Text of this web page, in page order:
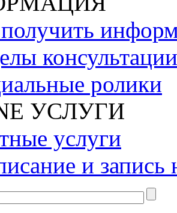
консультации
ролики
УСЛУГИ
услуги
и запись